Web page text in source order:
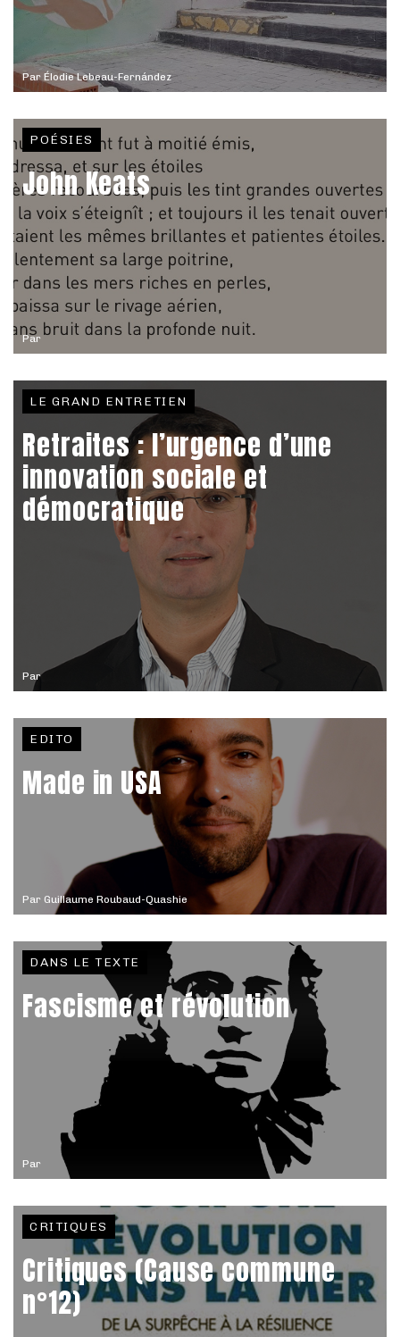
Par Élodie Lebeau-Fernández
Par
POÉSIES
John Keats
Par
LE GRAND ENTRETIEN
Retraites : l’urgence d’une
innovation sociale et
démocratique
Par Guillaume Roubaud-Quashie
EDITO
Made in USA
Par
DANS LE TEXTE
Fascisme et révolution
CRITIQUES
Critiques (Cause commune
n°12)